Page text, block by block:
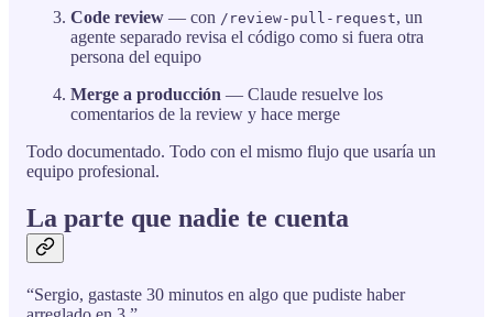
Code review — con /review-pull-request, un
agente separado revisa el código como si fuera otra
persona del equipo
Merge a producción — Claude resuelve los
comentarios de la review y hace merge
Todo documentado. Todo con el mismo flujo que usaría un
equipo profesional.
La parte que nadie te cuenta
“Sergio, gastaste 30 minutos en algo que pudiste haber